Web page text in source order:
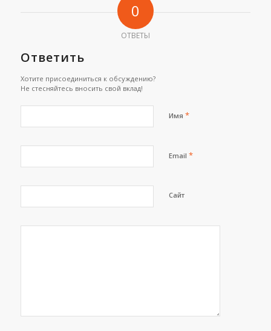
0
ОТВЕТЫ
Ответить
Хотите присоединиться к обсуждению?
Не стесняйтесь вносить свой вклад!
Имя *
Email *
Сайт